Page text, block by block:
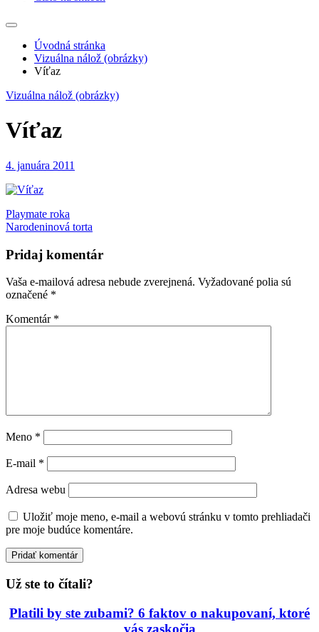
Úvodná stránka
Vizuálna nálož (obrázky)
Víťaz
Vizuálna nálož (obrázky)
Víťaz
4. januára 2011
Navigácia
v
článku
Playmate roka
Narodeninová torta
Pridaj komentár
Vaša e-mailová adresa nebude zverejnená. Vyžadované polia sú
označené *
Komentár *
Meno *
E-mail *
Adresa webu
Uložiť moje meno, e-mail a webovú stránku v tomto prehliadači
pre moje budúce komentáre.
Už ste to čítali?
Platili by ste zubami? 6 faktov o nakupovaní, ktoré
vás zaskočia